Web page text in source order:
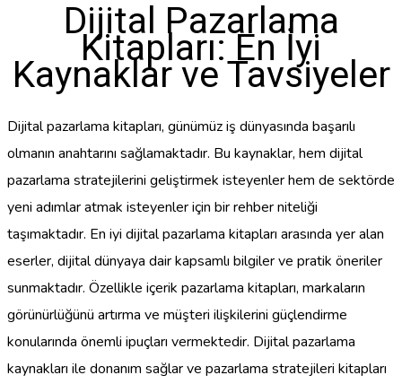
Dijital Pazarlama
Kitapları: En İyi
Kaynaklar ve Tavsiyeler
Dijital pazarlama kitapları, günümüz iş dünyasında başarılı
olmanın anahtarını sağlamaktadır. Bu kaynaklar, hem dijital
pazarlama stratejilerini geliştirmek isteyenler hem de sektörde
yeni adımlar atmak isteyenler için bir rehber niteliği
taşımaktadır. En iyi dijital pazarlama kitapları arasında yer alan
eserler, dijital dünyaya dair kapsamlı bilgiler ve pratik öneriler
sunmaktadır. Özellikle içerik pazarlama kitapları, markaların
görünürlüğünü artırma ve müşteri ilişkilerini güçlendirme
konularında önemli ipuçları vermektedir. Dijital pazarlama
kaynakları ile donanım sağlar ve pazarlama stratejileri kitapları